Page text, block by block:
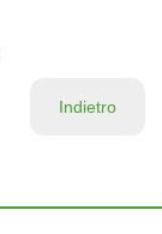
Indietro